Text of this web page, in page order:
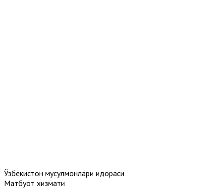
Ўзбекистон мусулмонлари идораси
Матбуот хизмати